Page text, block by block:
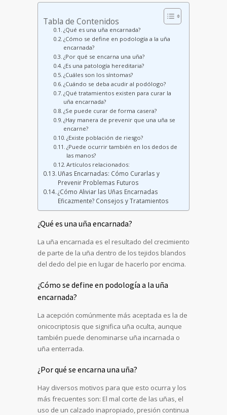
Tabla de Contenidos
¿Qué es una uña encarnada?
¿Cómo se define en podología a la uña
encarnada?
¿Por qué se encarna una uña?
¿Es una patología hereditaria?
¿Cuáles son los síntomas?
¿Cuándo se deba acudir al podólogo?
¿Qué tratamientos existen para curar la
uña encarnada?
¿Se puede curar de forma casera?
¿Hay manera de prevenir que una uña se
encarne?
¿Existe población de riesgo?
¿Puede ocurrir también en los dedos de
las manos?
Artículos relacionados:
Uñas Encarnadas: Cómo Curarlas y
Prevenir Problemas Futuros
¿Cómo Aliviar las Uñas Encarnadas
Eficazmente? Consejos y Tratamientos
¿Qué es una uña encarnada?
La uña encarnada es el resultado del crecimiento
de parte de la uña dentro de los tejidos blandos
del dedo del pie en lugar de hacerlo por encima.
¿Cómo se define en podología a la uña
encarnada?
La acepción comúnmente más aceptada es la de
onicocriptosis que significa uña oculta, aunque
también puede denominarse uña incarnada o
uña enterrada.
¿Por qué se encarna una uña?
Hay diversos motivos para que esto ocurra y los
más frecuentes son: El mal corte de las uñas, el
uso de un calzado inapropiado, presión continua